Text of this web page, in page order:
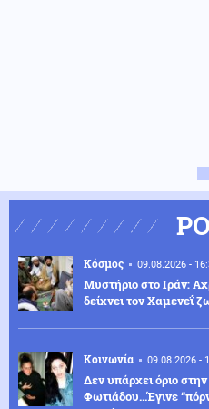
Κόσμος 09.08.2026 -
Μυστήριο στο Ιράν:
δείχνει τον Χαμενεΐ
Κοινωνία 09.08.2026 -
Δεν υπάρχει όριο
Φωτιάδου...Έγινε